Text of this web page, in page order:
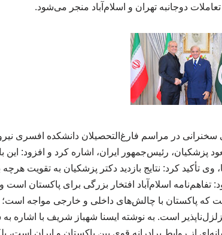
دوجانبه تهران و اسلام‌آباد منجر می‌شود.
در مراسم فارغ‌التحصیلان دانشکده افسری
پزشکیان، رئیس‌جمهور ایران، اشاره کرد و افزود: این
تأکید کرد: نتایج بازدید دکتر پزشکیان به تقویت
اسلام‌آباد افتخار بزرگی برای پاکستان است و
که پاکستان با چالش‌های داخلی و خارجی مواجه است؛
است. به نوشته ایسنا شهباز شریف با اشاره
از روابط برادرانه قوی بین پاکستان و ایران است،